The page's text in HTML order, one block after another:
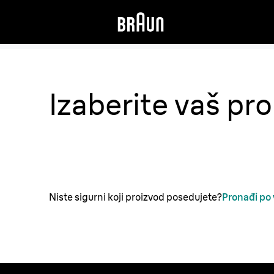
Izaberite vaš
Niste sigurni koji proizvod posedujete?Pronađi po